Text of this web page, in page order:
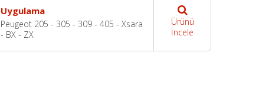
Uygulama
Peugeot 205 - 305 - 309 - 405 - Xsara
- BX - ZX
Ürünü
İncele